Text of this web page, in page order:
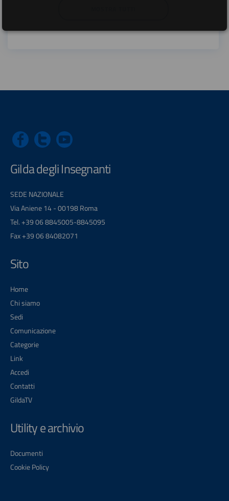
Gilda degli Insegnanti
SEDE NAZIONALE
Via Aniene 14 - 00198 Roma
Tel. +39 06 8845005-8845095
Fax +39 06 84082071
Sito
Home
Chi siamo
Sedi
Comunicazione
Categorie
Link
Accedi
Contatti
GildaTV
Utility e archivio
Documenti
Cookie Policy